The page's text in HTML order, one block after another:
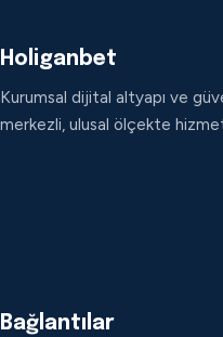
Holiganbet
Kurumsal dijital altyapı ve
merkezli, ulusal ölçekte
Bağlantılar